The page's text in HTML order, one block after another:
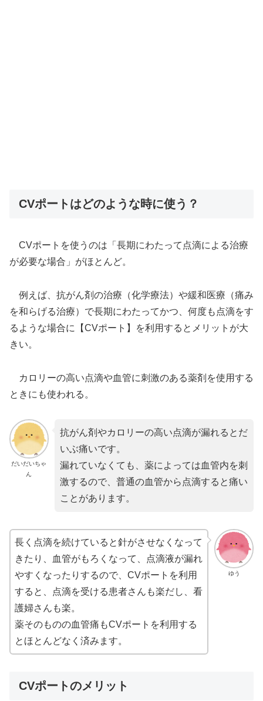
CVポートはどのような時に使う？
CVポートを使うのは「長期にわたって点滴による治療
が必要な場合」がほとんど。
例えば、抗がん剤の治療（化学療法）や緩和医療（痛み
を和らげる治療）で長期にわたってかつ、何度も点滴をす
るような場合に【CVポート】を利用するとメリットが大
きい。
カロリーの高い点滴や血管に刺激のある薬剤を使用する
ときにも使われる。
だいだいちゃ
ん
抗がん剤やカロリーの高い点滴が漏れるとだ
いぶ痛いです。
漏れていなくても、薬によっては血管内を刺
激するので、普通の血管から点滴すると痛い
ことがあります。
ゆう
長く点滴を続けていると針がさせなくなって
きたり、血管がもろくなって、点滴液が漏れ
やすくなったりするので、CVポートを利用
すると、点滴を受ける患者さんも楽だし、看
護婦さんも楽。
薬そのものの血管痛もCVポートを利用する
とほとんどなく済みます。
CVポートのメリット